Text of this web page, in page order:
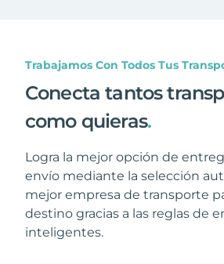
Trabajamos Con Todos Tus
Conecta tantos
como quieras.
Logra la mejor opción de
envío mediante la selección
mejor empresa de transporte
destino gracias a las reglas de
inteligentes.